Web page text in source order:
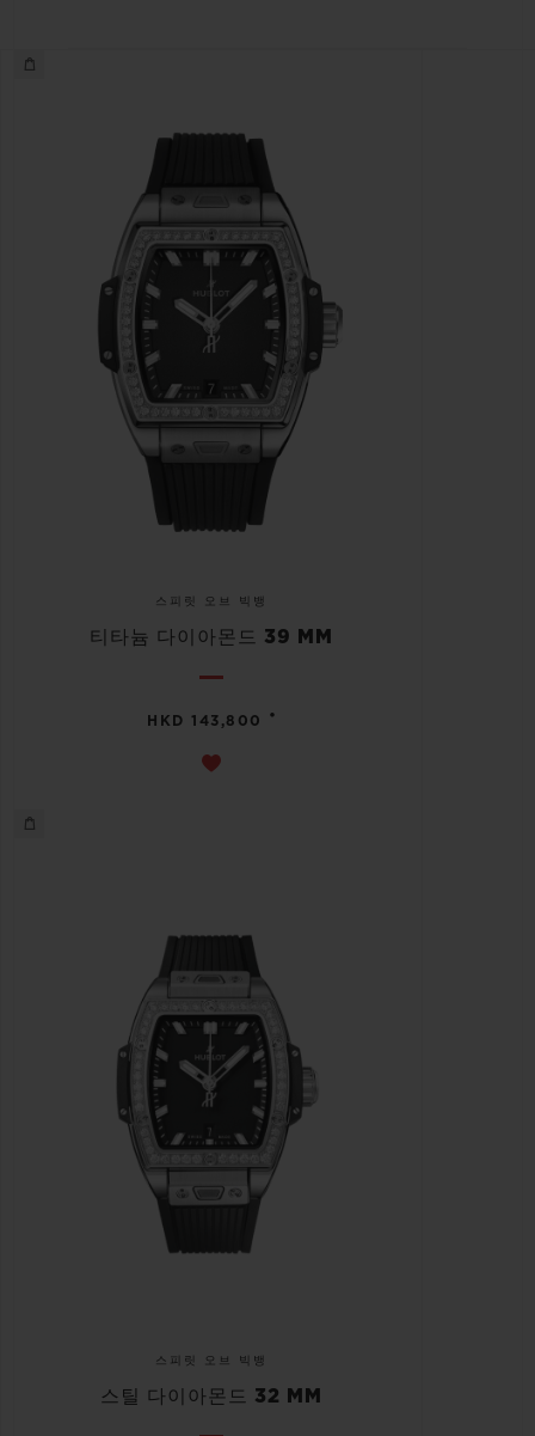
스피릿 오브 빅뱅
티타늄 다이아몬드 39 MM
HKD 143,800 •
스피릿 오브 빅뱅
스틸 다이아몬드 32 MM